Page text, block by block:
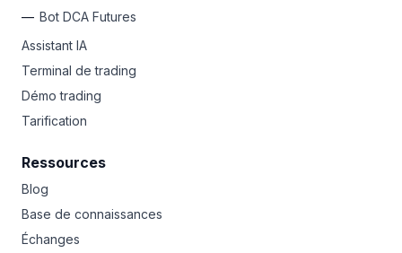
Bot DCA Futures
Assistant IA
Terminal de trading
Démo trading
Tarification
Ressources
Blog
Base de connaissances
Échanges